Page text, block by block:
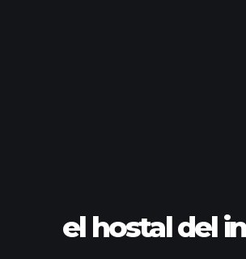
el hostal del